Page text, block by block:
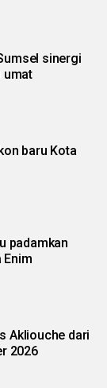
sinergi
umat
baru Kota
padamkan
Enim
Akliouche dari
2026